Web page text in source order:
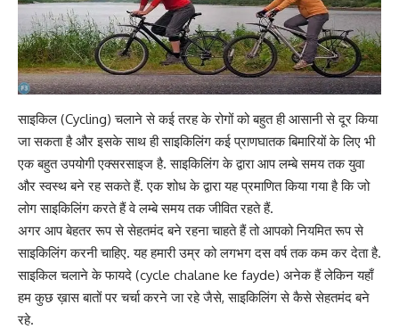
साइकिल (Cycling) चलाने से कई तरह के रोगों को बहुत ही आसानी से दूर किया
जा सकता है और इसके साथ ही साइकिलिंग कई प्राणघातक बिमारियों के लिए भी
एक बहुत उपयोगीएक्सरसाइजहै. साइकिलिंग के द्वारा आप लम्बे समय तक युवा
और स्वस्थ बने रह सकते हैं. एक शोध के द्वारा यह प्रमाणित किया गया है कि जो
लोग साइकिलिंग करते हैं वे लम्बे समय तक जीवित रहते हैं.
अगर आप बेहतर रूप से सेहतमंद बने रहना चाहते हैं तो आपको नियमित रूप से
साइकिलिंग करनी चाहिए. यह हमारी उम्र को लगभग दस वर्ष तक कम कर देता है.
साइकिल चलाने के फायदे (cycle chalane ke fayde) अनेक हैं लेकिन यहाँ
हम कुछ ख़ास बातों पर चर्चा करने जा रहे जैसे, साइकिलिंग से कैसे सेहतमंद बने
रहे.